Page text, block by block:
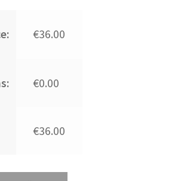
€36.00
€0.00
€36.00